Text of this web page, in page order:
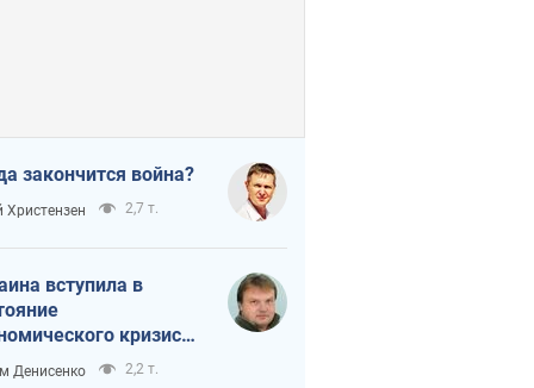
закончится война?
Христензен 2,7 т.
вступила в
кризиса.
ли свет в конце
Денисенко 2,2 т.